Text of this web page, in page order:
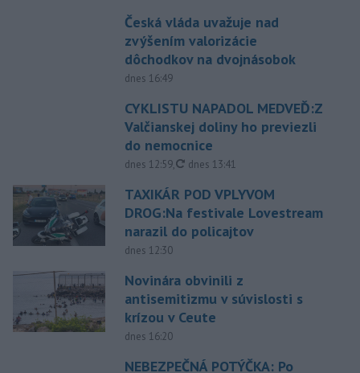
Česká vláda uvažuje nad
zvýšením valorizácie
dôchodkov na dvojnásobok
dnes 16:49
CYKLISTU NAPADOL MEDVEĎ:Z
Valčianskej doliny ho previezli
do nemocnice
dnes 12:59, aktualizované
dnes 13:41
TAXIKÁR POD VPLYVOM
DROG:Na festivale Lovestream
narazil do policajtov
dnes 12:30
Novinára obvinili z
antisemitizmu v súvislosti s
krízou v Ceute
dnes 16:20
NEBEZPEČNÁ POTÝČKA: Po